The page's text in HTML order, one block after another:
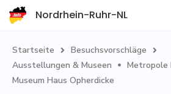
Nordrhein-Ruhr-NL
Startseite  Besuchsvorschläge 
Ausstellungen & Museen  Metropole
Museum Haus Opherdicke